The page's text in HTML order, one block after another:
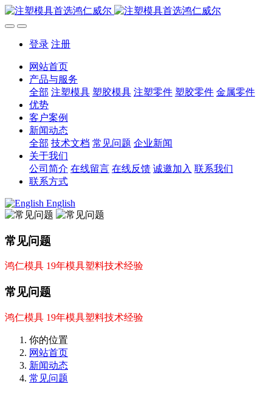
登录 注册
网站首页
产品与服务
全部 注塑模具 塑胶模具 注塑零件 塑胶零件 金属零件
优势
客户案例
新闻动态
全部 技术文档 常见问题 企业新闻
关于我们
公司简介 在线留言 在线反馈 诚邀加入 联系我们
联系方式
English
常见问题
鸿仁模具 19年模具塑料技术经验
常见问题
鸿仁模具 19年模具塑料技术经验
你的位置
网站首页
新闻动态
常见问题